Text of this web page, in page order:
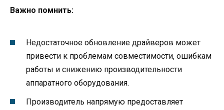
Важно помнить:
Недостаточное обновление драйверов может
привести к проблемам совместимости, ошибкам
работы и снижению производительности
аппаратного оборудования.
Производитель напрямую предоставляет